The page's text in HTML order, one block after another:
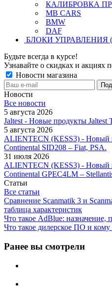
КАЛИБРОВКА
MB CARS
BMW
DAF
БЛОКИ УПРАВЛЕНИЯ
Будьте всегда в курсе!
Узнавайте о скидках и акциях
Новости магазина
Новости
Все новости
5 августа 2026
Jaltest - Новые продукты Jaltest
5 августа 2026
ALIENTECN (KESS3) - Новый
Continental SID208 – Fiat, PSA.
31 июля 2026
ALIENTECN (KESS3) - Новый
Continental GPEC4LM –
Статьи
Все статьи
Сравнение Scanmatik 3 и
таблица характеристик
Что такое AdBlue: назначение,
Что такое дилерское ПО и
Ранее вы смотрели